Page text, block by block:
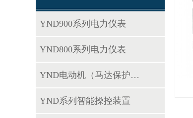
YND900系列电力仪表
YND800系列电力仪表
YND电动机（马达保护器）
YND系列智能操控装置